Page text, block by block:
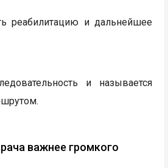
реабилитацию и дальнейшее
и называется
важнее громкого